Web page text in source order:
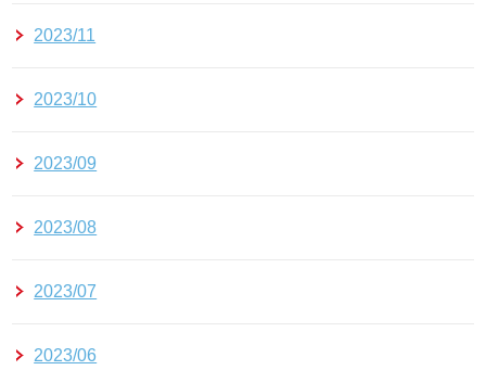
2023/11
2023/10
2023/09
2023/08
2023/07
2023/06